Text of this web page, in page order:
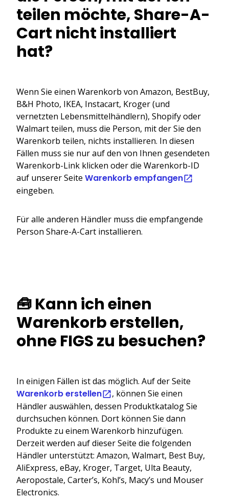
teilen möchte, Share-A-
Cart nicht installiert
hat?
Wenn Sie einen Warenkorb von Amazon, BestBuy,
B&H Photo, IKEA, Instacart, Kroger (und
vernetzten Lebensmittelhändlern), Shopify oder
Walmart teilen, muss die Person, mit der Sie den
Warenkorb teilen, nichts installieren. In diesen
Fällen muss sie nur auf den von Ihnen gesendeten
Warenkorb-Link klicken oder die Warenkorb-ID
auf unserer Seite Warenkorb empfangen
eingeben.
Für alle anderen Händler muss die empfangende
Person Share-A-Cart installieren.
🧰 Kann ich einen
Warenkorb erstellen,
ohne FIGS zu besuchen?
In einigen Fällen ist das möglich. Auf der Seite
Warenkorb erstellen
, können Sie einen
Händler auswählen, dessen Produktkatalog Sie
durchsuchen können. Dort können Sie dann
Produkte zu einem Warenkorb hinzufügen.
Derzeit werden auf dieser Seite die folgenden
Händler unterstützt: Amazon, Walmart, Best Buy,
AliExpress, eBay, Kroger, Target, Ulta Beauty,
Aeropostale, Carter’s, Kohl’s, Macy’s und Mouser
Electronics.